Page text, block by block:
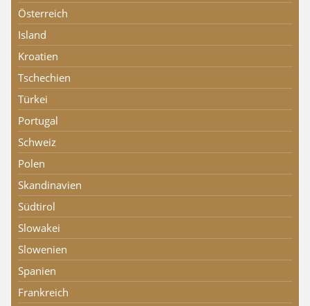
Österreich
Island
Kroatien
Tschechien
Türkei
Portugal
Schweiz
Polen
Skandinavien
Südtirol
Slowakei
Slowenien
Spanien
Frankreich